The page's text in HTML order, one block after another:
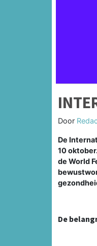
Door
De
10
de World
De